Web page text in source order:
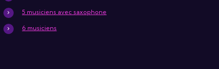
5 musiciens avec saxophone
6 musiciens